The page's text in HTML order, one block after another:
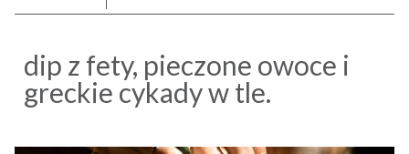
dip z fety, pieczone owoce i
greckie cykady w tle.